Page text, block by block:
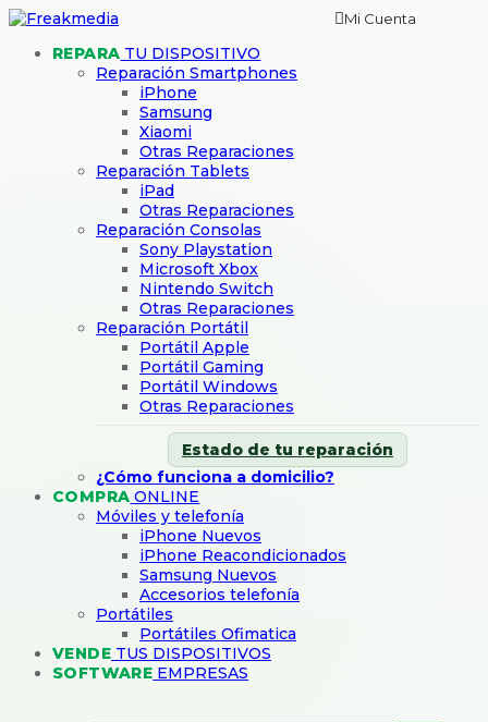
Mi Cuenta
REPARA TU DISPOSITIVO
Reparación Smartphones
iPhone
Samsung
Xiaomi
Otras Reparaciones
Reparación Tablets
iPad
Otras Reparaciones
Reparación Consolas
Sony Playstation
Microsoft Xbox
Nintendo Switch
Otras Reparaciones
Reparación Portátil
Portátil Apple
Portátil Gaming
Portátil Windows
Otras Reparaciones
Estado de tu reparación
¿Cómo funciona a domicilio?
COMPRA ONLINE
Móviles y telefonía
iPhone Nuevos
iPhone Reacondicionados
Samsung Nuevos
Accesorios telefonía
Portátiles
Portátiles Ofimatica
VENDE TUS DISPOSITIVOS
SOFTWARE EMPRESAS